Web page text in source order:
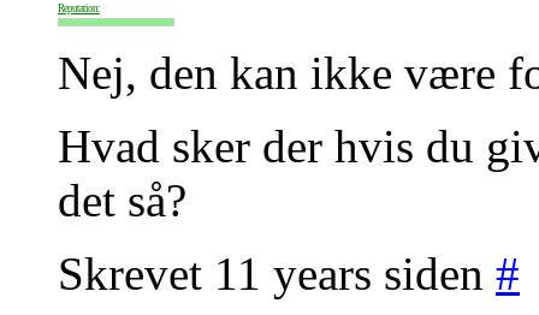
Reputation:
Nej, den kan ikke være
Hvad sker der hvis du
det så?
Skrevet 11 years siden #